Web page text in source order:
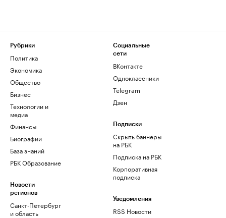
Рубрики
Политика
Экономика
Общество
Бизнес
Технологии и
медиа
Финансы
Биографии
База знаний
РБК Образование
Новости
регионов
Санкт-Петербург
и область
Социальные
сети
ВКонтакте
Одноклассники
Telegram
Дзен
Подписки
Скрыть баннеры
на РБК
Подписка на РБК
Корпоративная
подписка
Уведомления
RSS Новости